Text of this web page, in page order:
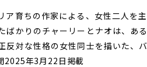
ア育ちの作家による、女性二人を
ばかりのチャーリーとナオは、あ
反対な性格の女性同士を描いた、
2025年3月22日掲載